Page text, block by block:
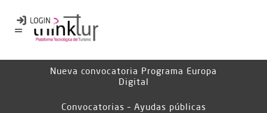
Nueva convocatoria Programa Europa
Digital
Convocatorias – Ayudas públicas